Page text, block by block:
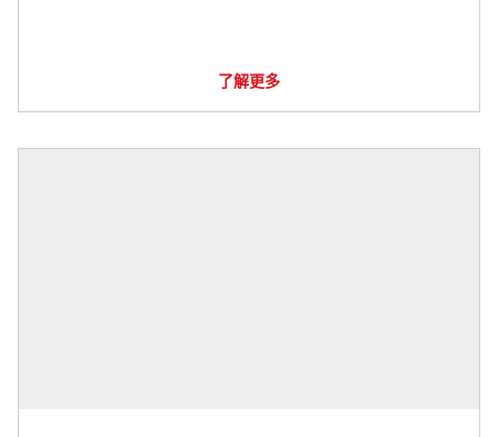
了解更多